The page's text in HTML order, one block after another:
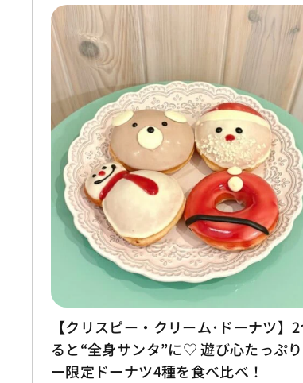
【クリスピー・クリーム･ドーナツ】
ると“全身サンタ”に♡ 遊び心たっぷ
ー限定ドーナツ4種を食べ比べ！